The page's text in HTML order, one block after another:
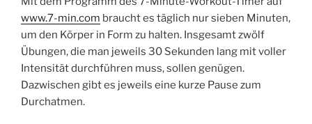
o
n
y p
p
n
k
e
c
o
m
a
g
e
gr
a
m
P
re
ss
e
n
g
er
e
m
a
p
e
Fr
ie
n
a
p
c
h
at
le
n
www.7-min.com braucht es täglich nur sieben Minuten,
um den Körper in Form zu halten. Insgesamt zwölf
Übungen, die man jeweils 30 Sekunden lang mit voller
Intensität durchführen muss, sollen genügen.
Dazwischen gibt es jeweils eine kurze Pause zum
Durchatmen.